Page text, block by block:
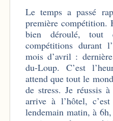
Le temps a passé
première compétition.
bien déroulé, tout
compétitions durant
mois d’avril :
du-Loup. C’est
attend que tout le
de stress. Je réussis
arrive à l’hôtel,
lendemain matin, à